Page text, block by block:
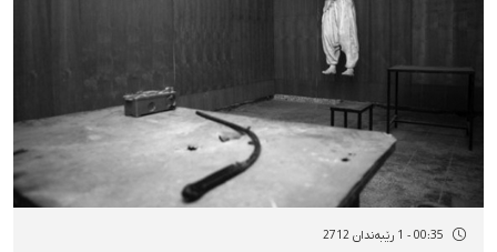
00:35 - 1 رێبەندان 2712